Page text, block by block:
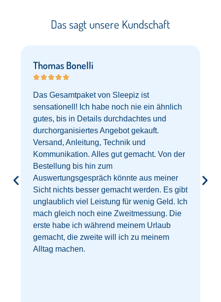
Das sagt unsere Kundschaft​
Thomas Bonelli

Das Gesamtpaket von Sleepiz ist
sensationell! Ich habe noch nie ein ähnlich
gutes, bis in Details durchdachtes und
durchorganisiertes Angebot gekauft.
Versand, Anleitung, Technik und
Kommunikation. Alles gut gemacht. Von der
Bestellung bis hin zum
Auswertungsgespräch könnte aus meiner
Sicht nichts besser gemacht werden. Es gibt
unglaublich viel Leistung für wenig Geld. Ich
mach gleich noch eine Zweitmessung. Die
erste habe ich während meinem Urlaub
gemacht, die zweite will ich zu meinem
Alltag machen.